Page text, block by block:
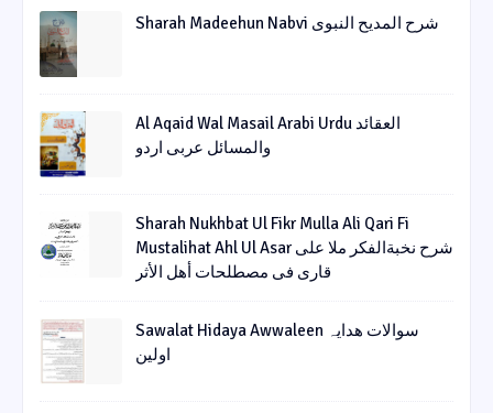
Sharah Madeehun Nabvi شرح المدیح النبوی
Al Aqaid Wal Masail Arabi Urdu العقائد
والمسائل عربی اردو
Sharah Nukhbat Ul Fikr Mulla Ali Qari Fi
Mustalihat Ahl Ul Asar شرح نخبةالفکر ملا علی
قاری فی مصطلحات أھل الأثر
Sawalat Hidaya Awwaleen سوالات ھدایہ
اولین